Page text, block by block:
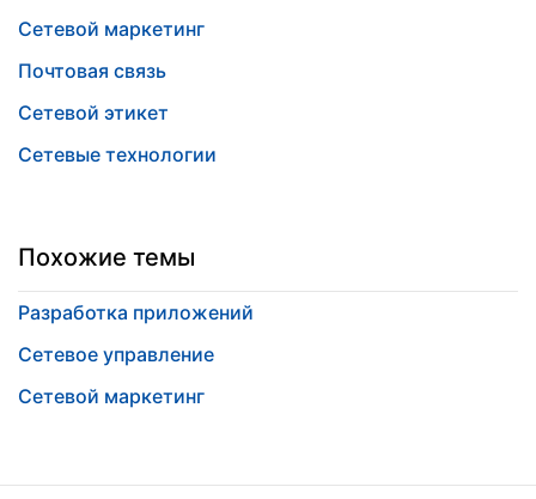
Сетевой маркетинг
Почтовая связь
Сетевой этикет
Сетевые технологии
Похожие темы
Разработка приложений
Сетевое управление
Сетевой маркетинг